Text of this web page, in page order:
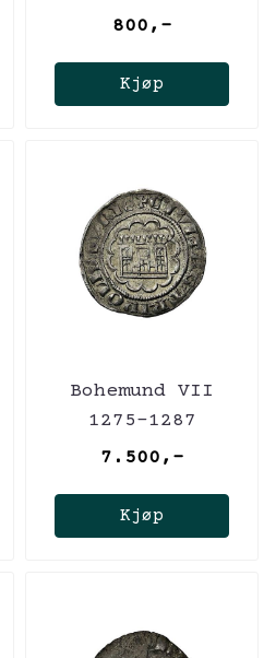
1253
800,-
Kjøp
Bohemund VII
1275-1287
Korsfarer
7.500,-
Kjøp